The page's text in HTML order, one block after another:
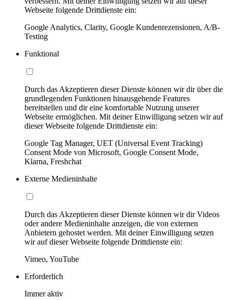
Webseite folgende Drittdienste ein:
Google Analytics, Clarity, Google Kundenrezensionen, A/B-
Testing
Funktional
Durch das Akzeptieren dieser Dienste können wir dir über die
grundlegenden Funktionen hinausgehende Features
bereitstellen und dir eine komfortable Nutzung unserer
Webseite ermöglichen. Mit deiner Einwilligung setzen wir auf
dieser Webseite folgende Drittdienste ein:
Google Tag Manager, UET (Universal Event Tracking)
Consent Mode von Microsoft, Google Consent Mode,
Klarna, Freshchat
Externe Medieninhalte
Durch das Akzeptieren dieser Dienste können wir dir Videos
oder andere Medieninhalte anzeigen, die von externen
Anbietern gehostet werden. Mit deiner Einwilligung setzen
wir auf dieser Webseite folgende Drittdienste ein:
Vimeo, YouTube
Erforderlich
Immer aktiv